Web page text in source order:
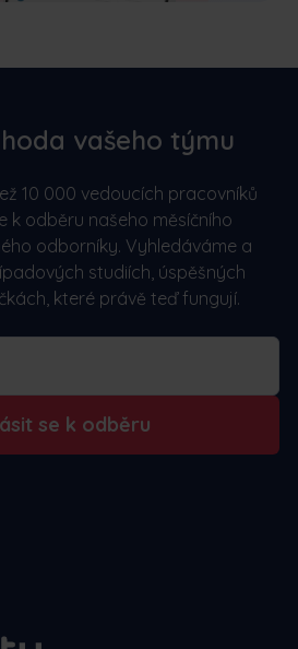
vašeho týmu
10 000 vedoucích pracovníků
k odběru našeho měsíčního
odborníky. Vyhledáváme a
studiích, úspěšných
které právě teď fungují.
se k odběru